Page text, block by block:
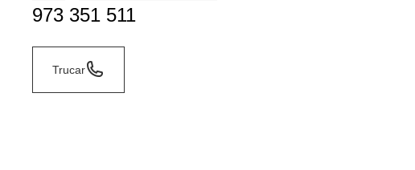
973 351 511
Trucar